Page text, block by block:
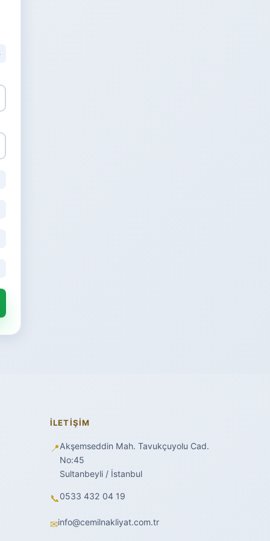
İLETIŞIM
📍Akşemseddin Mah. Tavukçuyolu Cad.
No:45
Sultanbeyli / İstanbul
📞0533 432 04 19
✉info@cemilnakliyat.com.tr